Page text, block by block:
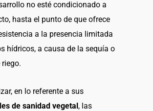
no esté condicionado a
hasta el punto de que ofrece
a la presencia limitada
hídricos, a causa de la sequía o
en lo referente a sus
de sanidad vegetal, las